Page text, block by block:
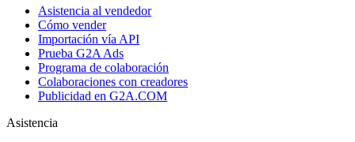
Asistencia al vendedor
Cómo vender
Importación vía API
Prueba G2A Ads
Programa de colaboración
Colaboraciones con creadores
Publicidad en G2A.COM
Asistencia